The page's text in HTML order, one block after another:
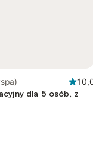
dla 5 osób, z